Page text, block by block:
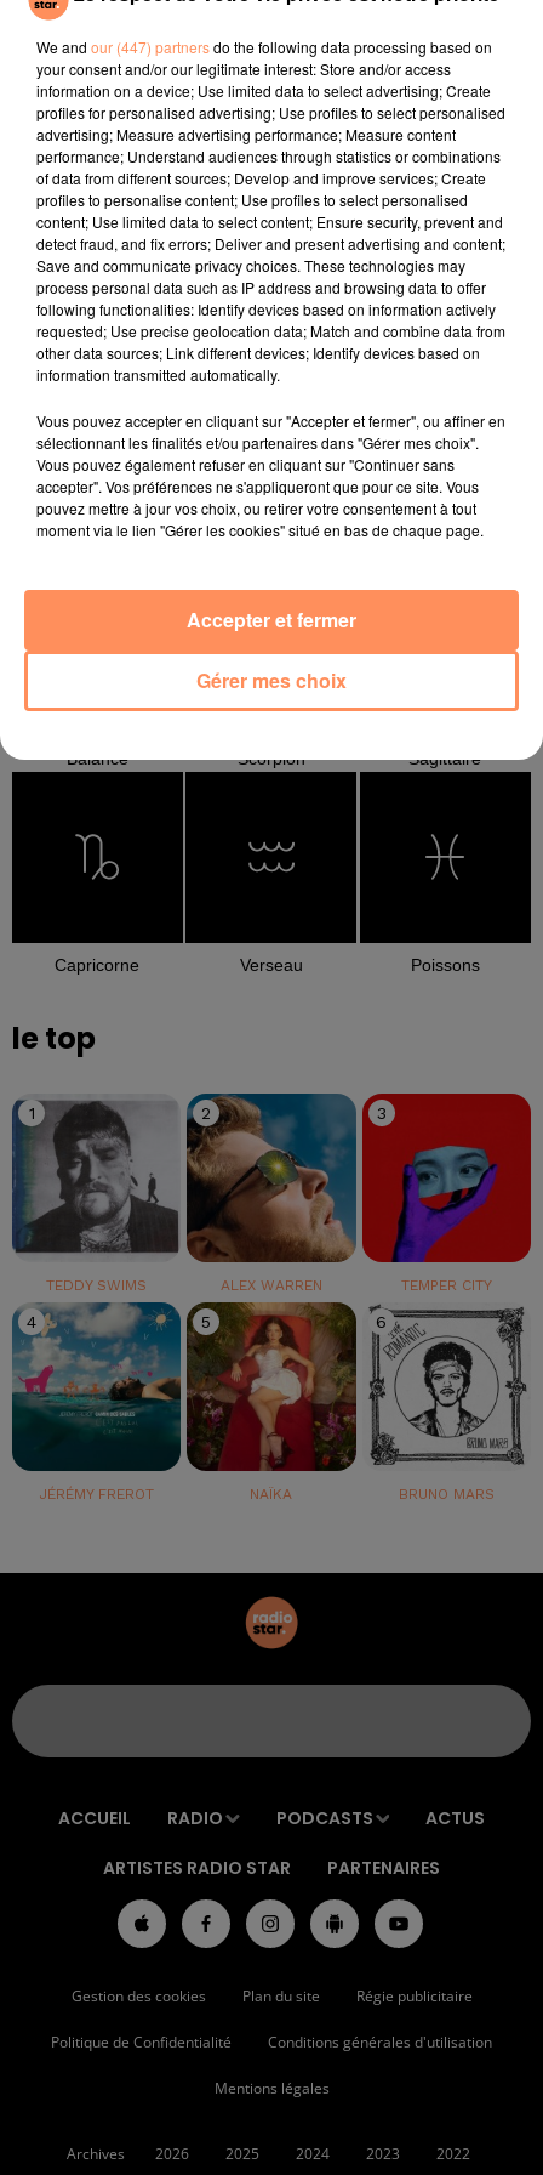
KEYS, FARRUKO
Just The Way You
Soirée Mondaine
l'horoscope
Bélier Taureau Gémeaux
Balance Scorpion Sagittaire
Capricorne Verseau Poissons
le top
1
TEDDY SWIMS
2
ALEX WARREN
3
TEMPER CITY
4
JÉRÉMY FREROT
5
NAÏKA
6
BRUNO MARS
ACCUEIL RADIO PODCASTS ACTUS
ARTISTES RADIO STAR PARTENAIRES
Gestion des cookies Plan du site Régie publicitaire
Politique de Confidentialité Conditions générales d'utilisation
Mentions légales
Archives 2026 2025 2024 2023 2022
We and our (447) partnersdo the following data processing based on
your consent and/or our legitimate interest: Store and/or access
information on a device; Use limited data to select advertising; Create
profiles for personalised advertising; Use profiles to select personalised
advertising; Measure advertising performance; Measure content
performance; Understand audiences through statistics or combinations
of data from different sources; Develop and improve services; Create
profiles to personalise content; Use profiles to select personalised
content; Use limited data to select content; Ensure security, prevent and
detect fraud, and fix errors; Deliver and present advertising and content;
Save and communicate privacy choices. These technologies may
process personal data such as IP address and browsing data to offer
following functionalities: Identify devices based on information actively
requested; Use precise geolocation data; Match and combine data from
other data sources; Link different devices; Identify devices based on
information transmitted automatically.
Vous pouvez accepter en cliquant sur "Accepter et fermer", ou affiner en
sélectionnant les finalités et/ou partenaires dans "Gérer mes choix".
Vous pouvez également refuser en cliquant sur "Continuer sans
accepter". Vos préférences ne s'appliqueront que pour ce site. Vous
pouvez mettre à jour vos choix, ou retirer votre consentement à tout
moment via le lien "Gérer les cookies" situé en bas de chaque page.
Gérer mes choix
Accepter et fermer